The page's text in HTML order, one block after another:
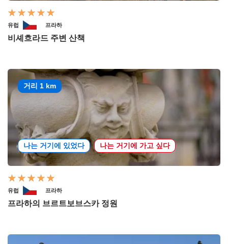
유럽 프라하
비셰흐라드 주변 산책
거리 1 km
나는 거기에 있었다 나는 거기에 가고 싶다
유럽 프라하
프라하의 브르트보브스카 정원